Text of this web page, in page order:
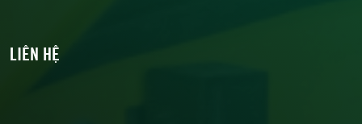
LIÊN HỆ